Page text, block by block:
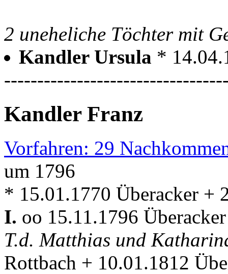
2 uneheliche Töchter mit
Kandler Ursula *
Kandler Franz
Vorfahren: 29
um 1796
* 15.01.1770 Überacker +
I. oo 15.11.1796
T.d. Matthias und
Rottbach + 10.01.1812